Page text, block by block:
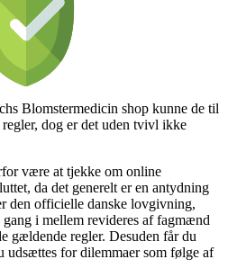
Blomstermedicin shop kunne de til
dog er det uden tvivl ikke
være at tjekke om online
da det generelt er en antydning
den officielle danske lovgivning,
i mellem revideres af fagmænd
gældende regler. Desuden får du
udsættes for dilemmaer som følge af